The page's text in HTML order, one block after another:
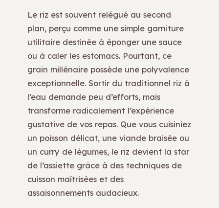
Le riz est souvent relégué au second
plan, perçu comme une simple garniture
utilitaire destinée à éponger une sauce
ou à caler les estomacs. Pourtant, ce
grain millénaire possède une polyvalence
exceptionnelle. Sortir du traditionnel riz à
l’eau demande peu d’efforts, mais
transforme radicalement l’expérience
gustative de vos repas. Que vous cuisiniez
un poisson délicat, une viande braisée ou
un curry de légumes, le riz devient la star
de l’assiette grâce à des techniques de
cuisson maîtrisées et des
assaisonnements audacieux.